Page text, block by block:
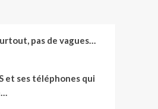
pas de vagues…
et ses téléphones qui